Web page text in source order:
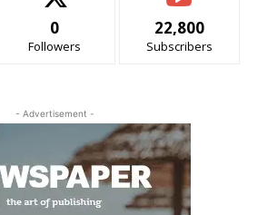
0
Followers
22,800
Subscribers
- Advertisement -